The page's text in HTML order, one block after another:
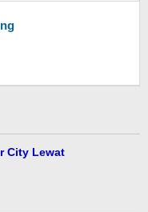
City Lewat